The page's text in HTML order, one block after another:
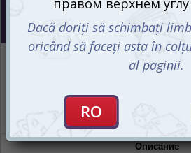
Интернет-магазин
Магазин “Игромания”
Есть в наличии
Описание